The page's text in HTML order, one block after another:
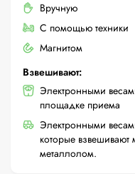
Вручную
С помощью техники
Магнитом
Взвешивают:
Электронными
площадке приема
Электронными
которые
металлолом.